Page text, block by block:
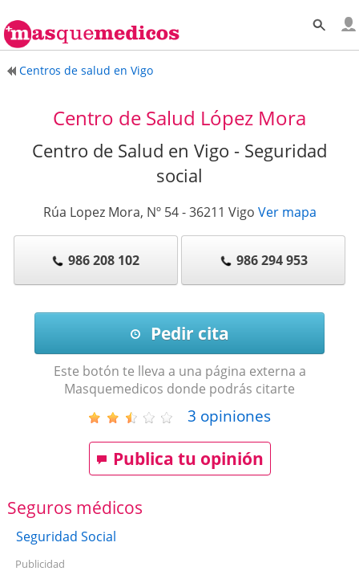
Centros de salud en Vigo
Centro de Salud López Mora
Centro de Salud en Vigo - Seguridad
social
Rúa Lopez Mora, Nº 54-36211 Vigo Ver mapa
986 208 102 986 294 953
Pedir cita
Este botón te lleva a una página externa a
Masquemedicos donde podrás citarte
3 opiniones
Publica tu opinión
Seguros médicos
Seguridad Social
Publicidad